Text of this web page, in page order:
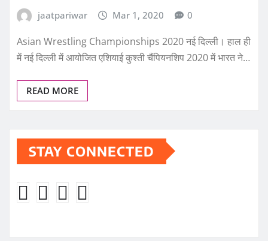
jaatpariwar Mar 1, 2020 0
Asian Wrestling Championships 2020 नई दिल्ली। हाल ही
में नई दिल्ली में आयोजित एशियाई कुश्ती चैंपियनशिप 2020 में भारत ने…
READ MORE
STAY CONNECTED